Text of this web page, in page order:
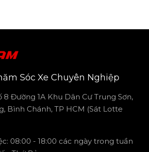
Sóc Xe Chuyên Nghiệp
8 Đường 1A Khu Dân Cư Trung Sơn,
Bình Chánh, TP HCM (Sát Lotte
08:00 - 18:00 các ngày trong tuần